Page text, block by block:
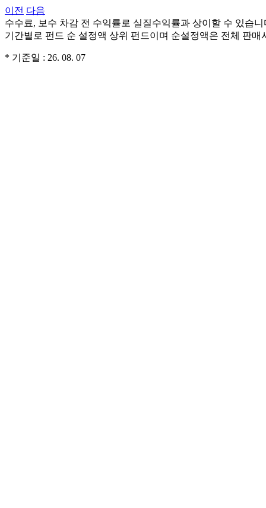
이전 다음
수수료, 보수 차감 전 수익률로 실질수익률과 상이할 수 있습니
기간별로 펀드 순 설정액 상위 펀드이며 순설정액은 전체 판
* 기준일 : 26. 08. 07